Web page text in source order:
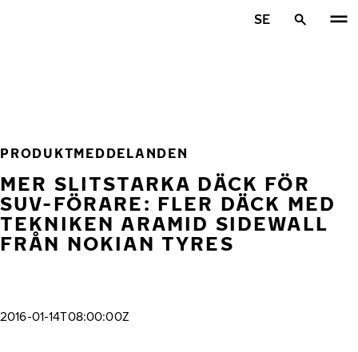
SE
PRODUKTMEDDELANDEN
MER SLITSTARKA DÄCK FÖR
SUV-FÖRARE: FLER DÄCK MED
TEKNIKEN ARAMID SIDEWALL
FRÅN NOKIAN TYRES
2016-01-14T08:00:00Z